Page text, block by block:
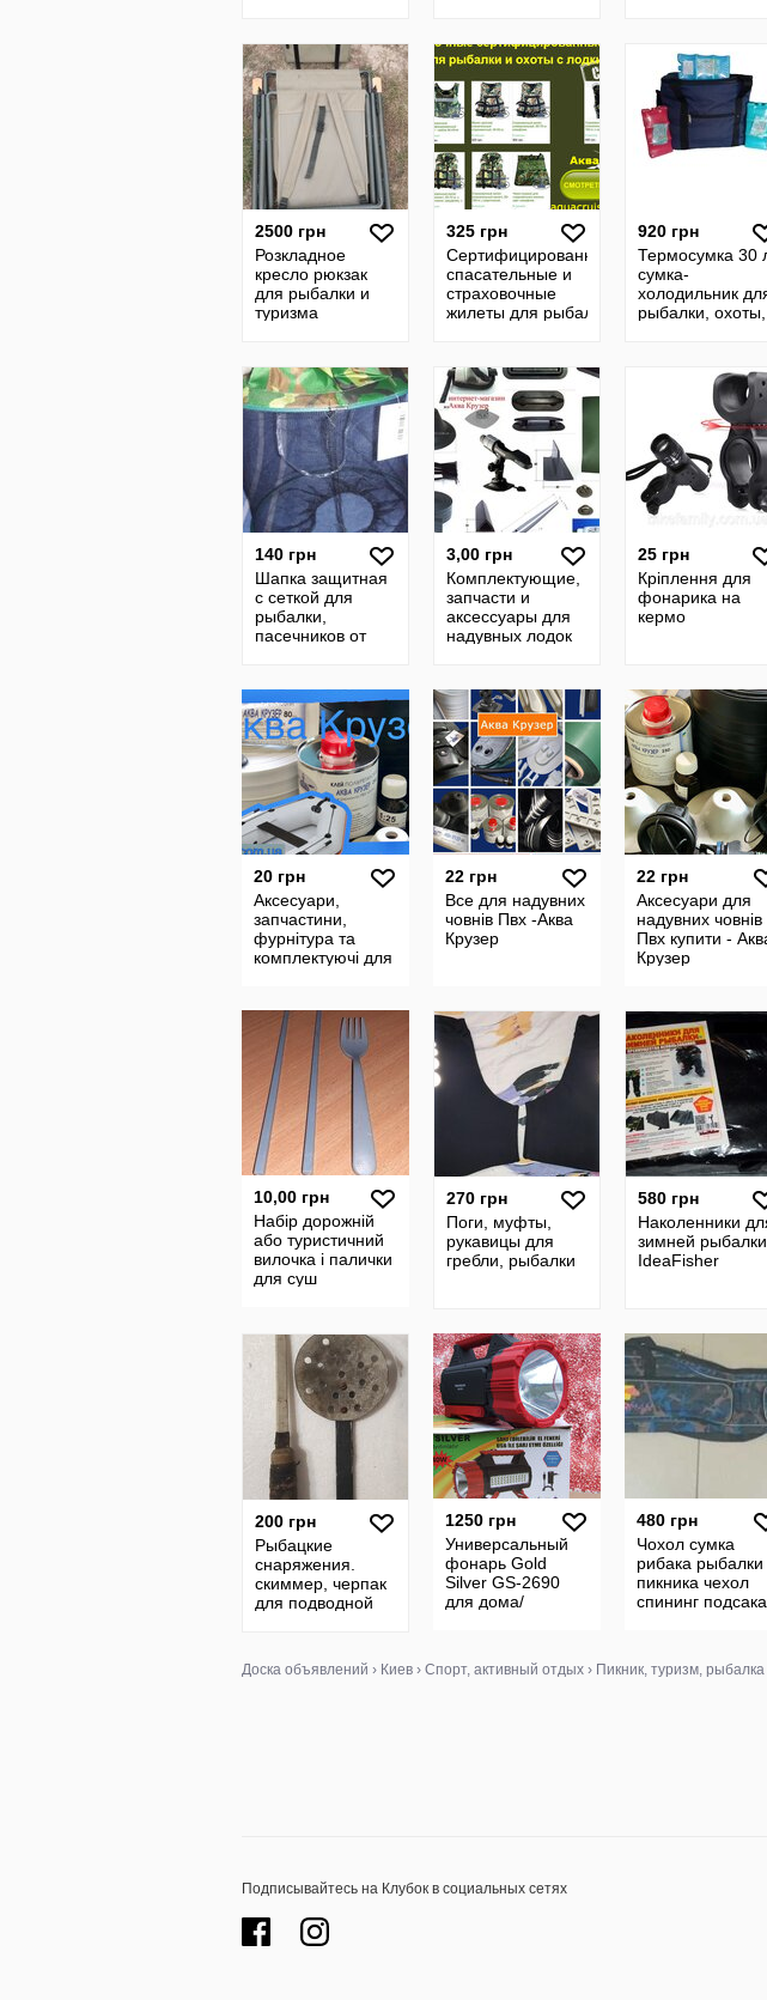
все
2500 грн
Розкладное
кресло рюкзак
для рыбалки и
туризма
325 грн
Сертифицированные
спасательные и
страховочные
жилеты для рыбалки,
920 грн
Термосумка 30
сумка-
холодильник
рыбалки, охоты,
комплекте
140 грн
Шапка защитная
с сеткой для
рыбалки,
пасечников от
3,00 грн
Комплектующие,
запчасти и
аксессуары для
надувных лодок
25 грн
Кріплення для
фонарика на
кермо
20 грн
Аксесуари,
запчастини,
фурнітура та
комплектуючі для
надувних човнів
22 грн
Все для надувних
човнів Пвх -Аква
Крузер
22 грн
Аксесуари для
надувних човнів
Пвх купити -
Крузер
10,00 грн
Набір дорожній
або туристичний
вилочка і палички
для суш
270 грн
Поги, муфты,
рукавицы для
гребли, рыбалки
580 грн
Наколенники
зимней рыбалки
IdeaFisher
200 грн
Рыбацкие
снаряжения.
скиммер, черпак
для подводной
1250 грн
Универсальный
фонарь Gold
Silver GS-2690
для дома/
480 грн
Чохол сумка
рибака рыбалки
пикника чехол
спининг подсака
Доска объявлений › Киев › Спорт, активный отдых › Пикник, туризм, рыбалка
Подписывайтесь на Клубок в социальных сетях